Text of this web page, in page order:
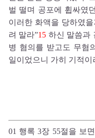
벌 떨며 공포에 휩싸였
이러한 화액을 당하였
려 말라”15 하신 말씀과
병 혐의를 받고도 무혐
일이었으니 가히 기적
01 행록 3장 55절을 보